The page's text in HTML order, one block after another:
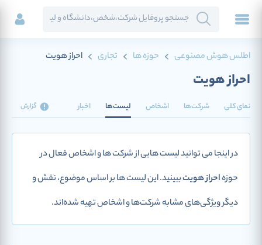
اطلس هوش مصنوعی حوزه ها تجاری احراز هویت
احراز هویت
نمای کلی شرکت‌ها اشخاص لیست‌ها اخبار گزارش
در اینجا می توانید لیست هایی از شرکت ها و اشخاص فعال در
حوزهاحراز هویتببینید. این لیست ها بر اساس موضوع، نقش و
دیگر ویژگی‌های مشابه شرکت‌ها و اشخاص تهیه شده‌اند.